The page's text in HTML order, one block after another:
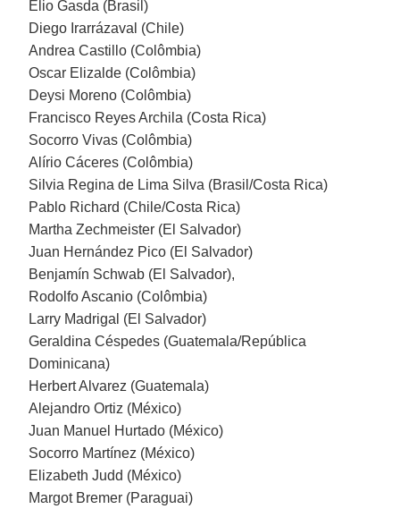
Elio Gasda (Brasil)
Diego Irarrázaval (Chile)
Andrea Castillo (Colômbia)
Oscar Elizalde (Colômbia)
Deysi Moreno (Colômbia)
Francisco Reyes Archila (Costa Rica)
Socorro Vivas (Colômbia)
Alírio Cáceres (Colômbia)
Silvia Regina de Lima Silva (Brasil/Costa Rica)
Pablo Richard (Chile/Costa Rica)
Martha Zechmeister (El Salvador)
Juan Hernández Pico (El Salvador)
Benjamín Schwab (El Salvador),
Rodolfo Ascanio (Colômbia)
Larry Madrigal (El Salvador)
Geraldina Céspedes (Guatemala/República
Dominicana)
Herbert Alvarez (Guatemala)
Alejandro Ortiz (México)
Juan Manuel Hurtado (México)
Socorro Martínez (México)
Elizabeth Judd (México)
Margot Bremer (Paraguai)